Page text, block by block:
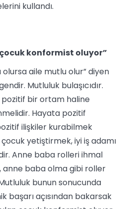
kullandı.
konformist oluyor”
aile mutlu olur” diyen
Mutluluk bulaşıcıdır.
pozitif bir ortam haline
Hayata pozitif
ilişkiler kurabilmek
yetiştirmek, iyi iş adamı
Anne baba rolleri ihmal
anne baba olma gibi roller
bunun sonucunda
başarı açısından bakarsak